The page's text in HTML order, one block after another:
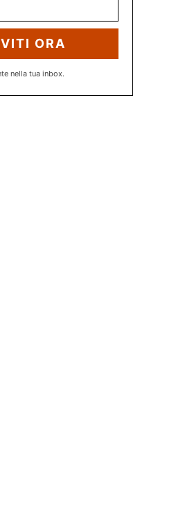
ORA
nella tua inbox.